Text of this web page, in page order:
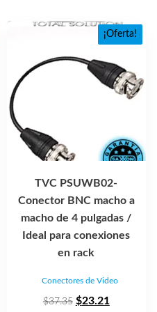
¡Oferta!
TVC PSUWB02-
Conector BNC macho a
macho de 4 pulgadas /
Ideal para conexiones
en rack
Conectores de Video
$37.35 El
$23.21